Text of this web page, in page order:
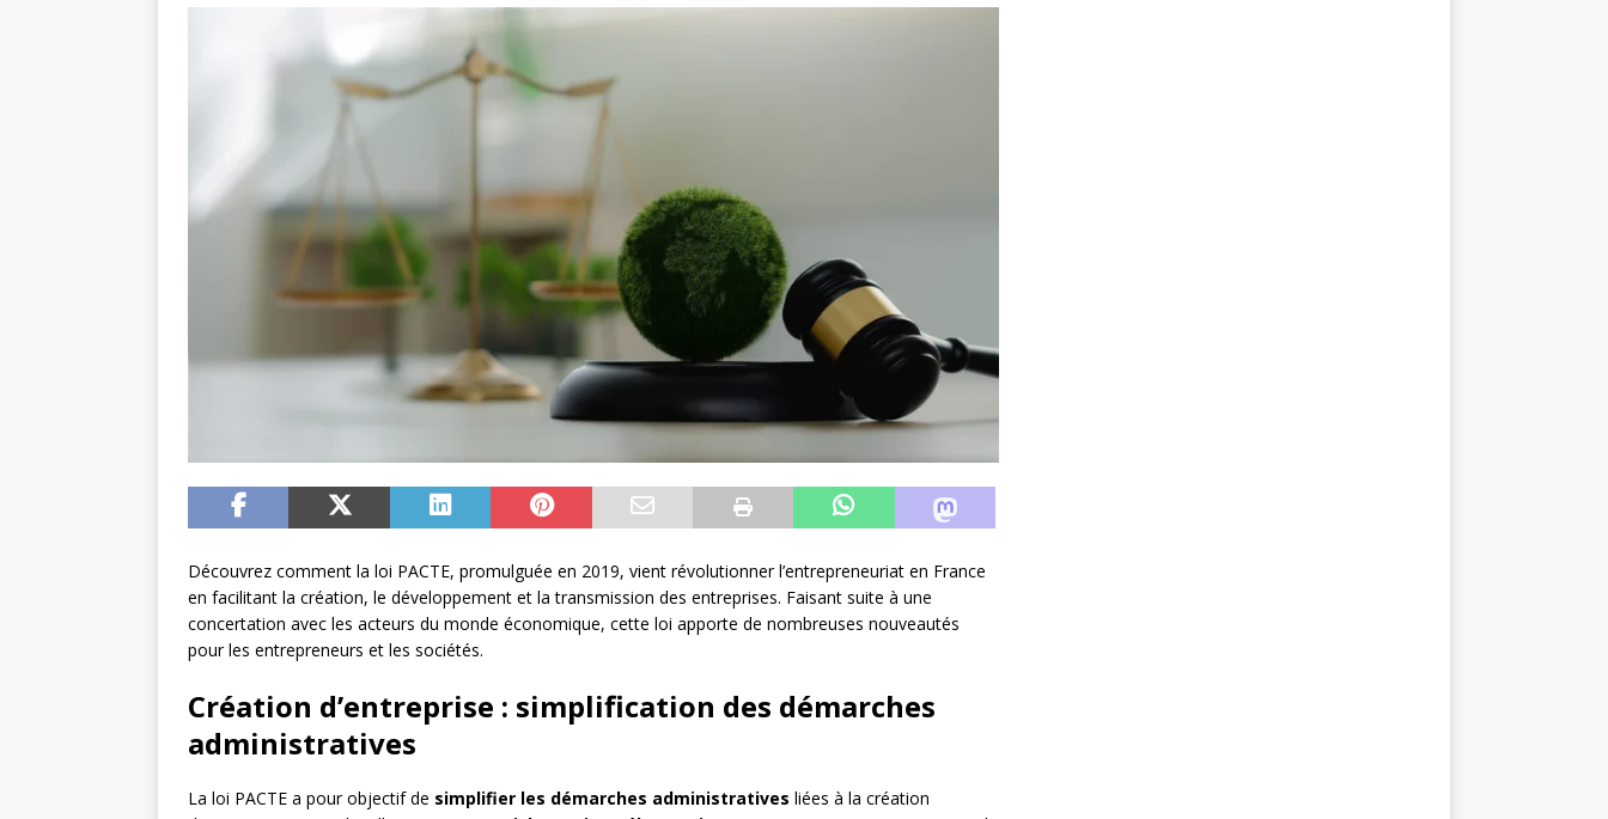
Découvrez comment la loi PACTE, promulguée en 2019, vient révolutionner l’entrepreneuriat en France
en facilitant la création, le développement et la transmission des entreprises. Faisant suite à une
concertation avec les acteurs du monde économique, cette loi apporte de nombreuses nouveautés
pour les entrepreneurs et les sociétés.
Création d’entreprise : simplification des démarches
administratives
La loi PACTE a pour objectif de simplifier les démarches administratives liées à la création